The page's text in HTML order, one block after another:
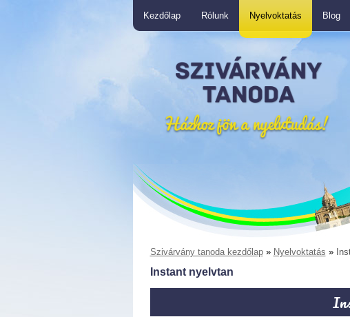
Kezdőlap Rólunk Nyelvoktatás Blog
Szivárvány tanoda kezdőlap» Nyelvoktatás »
Instant nyelvtan